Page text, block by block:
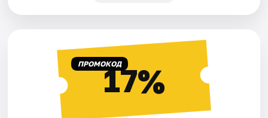
ПРОМОКОД17%